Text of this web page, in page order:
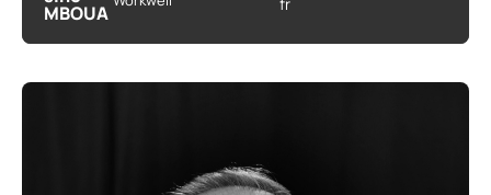
MBOUA
fr